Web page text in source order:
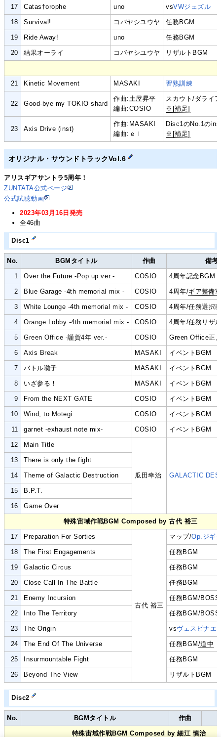
17 Catas†orophe uno vsVWジェズル
18 Survival! コバヤシユウヤ 任務BGM
19 Ride Away! uno 任務BGM
20 結果オーライ コバヤシユウヤ リザルトBGM
21 Kinetic Movement MASAKI 習熟訓練
22 Good-bye my TOKIO shard
作曲:土屋昇平
編曲:COSIO
スカウト/ダライ
※[補足]
23 Axis Drive (inst)
作曲:MASAKI
編曲:ｅｌ
Disc1のNo.1の
※[補足]
オリジナル・サウンドトラックVol.6
アリスギアサントラ5周年！
ZUNTATA公式ページ
公式試聴動画
2023年03月16日発売
全46曲
Disc1
No. BGMタイトル 作曲 備考
1 Over the Future -Pop up ver.- COSIO 4周年記念BGM
2 Blue Garage -4th memorial mix - COSIO 4周年/ギア整備
3 White Lounge -4th memorial mix - COSIO 4周年/任務選択
4 Orange Lobby -4th memorial mix - COSIO 4周年/任務リザ
5 Green Office -謹賀4年 ver.- COSIO Green Office正
6 Axis Break MASAKI イベントBGM
7 バトル囃子 MASAKI イベントBGM
8 いざ参る！ MASAKI イベントBGM
9 From the NEXT GATE COSIO イベントBGM
10 Wind, to Motegi COSIO イベントBGM
11 garnet -exhaust note mix- COSIO イベントBGM
12 Main Title
瓜田幸治 GALACTIC
13 There is only the fight
14 Theme of Galactic Destruction
15 B.P.T.
16 Game Over
特殊宙域作戦BGM Composed by 古代 裕三
17 Preparation For Sorties
古代 裕三
マップ/Op.ジギ
18 The First Engagements 任務BGM
19 Galactic Circus 任務BGM
20 Close Call In The Battle 任務BGM
21 Enemy Incursion 任務BGM/BOSS
22 Into The Territory 任務BGM/BOSS
23 The Origin vsヴェスピナエ
24 The End Of The Universe 任務BGM /道中
25 Insurmountable Fight 任務BGM
26 Beyond The View リザルトBGM
Disc2
No. BGMタイトル 作曲
特殊宙域作戦BGM Composed by 細江 慎治